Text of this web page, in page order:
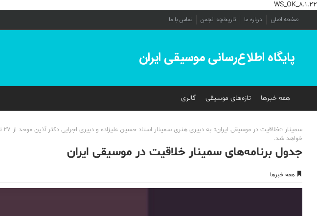
WS_OK_8.1.22
صفحه اصلی درباره ما تاریخچه انجمن تماس با ما
پایگاه اطلاع‌رسانی موسیقی ایران
همه خبرها تازه‌های موسیقی گالری
خواهد شد.
جدول برنامه‌های سمینار خلاقیت در موسیقی ایران
همه خبرها